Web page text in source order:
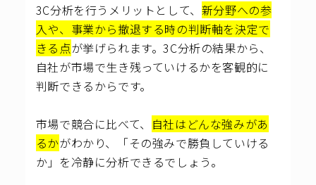
3C分析を行うメリットとして、 新分野への参
入や、事業から撤退する時の判断軸を決定で
きる点が挙げられます。3C分析の結果から、
自社が市場で生き残っていけるかを客観的に
判断できるからです。
市場で競合に比べて、 自社はどんな強みがあ
るかがわかり、「その強みで勝負していける
か」を冷静に分析できるでしょう。